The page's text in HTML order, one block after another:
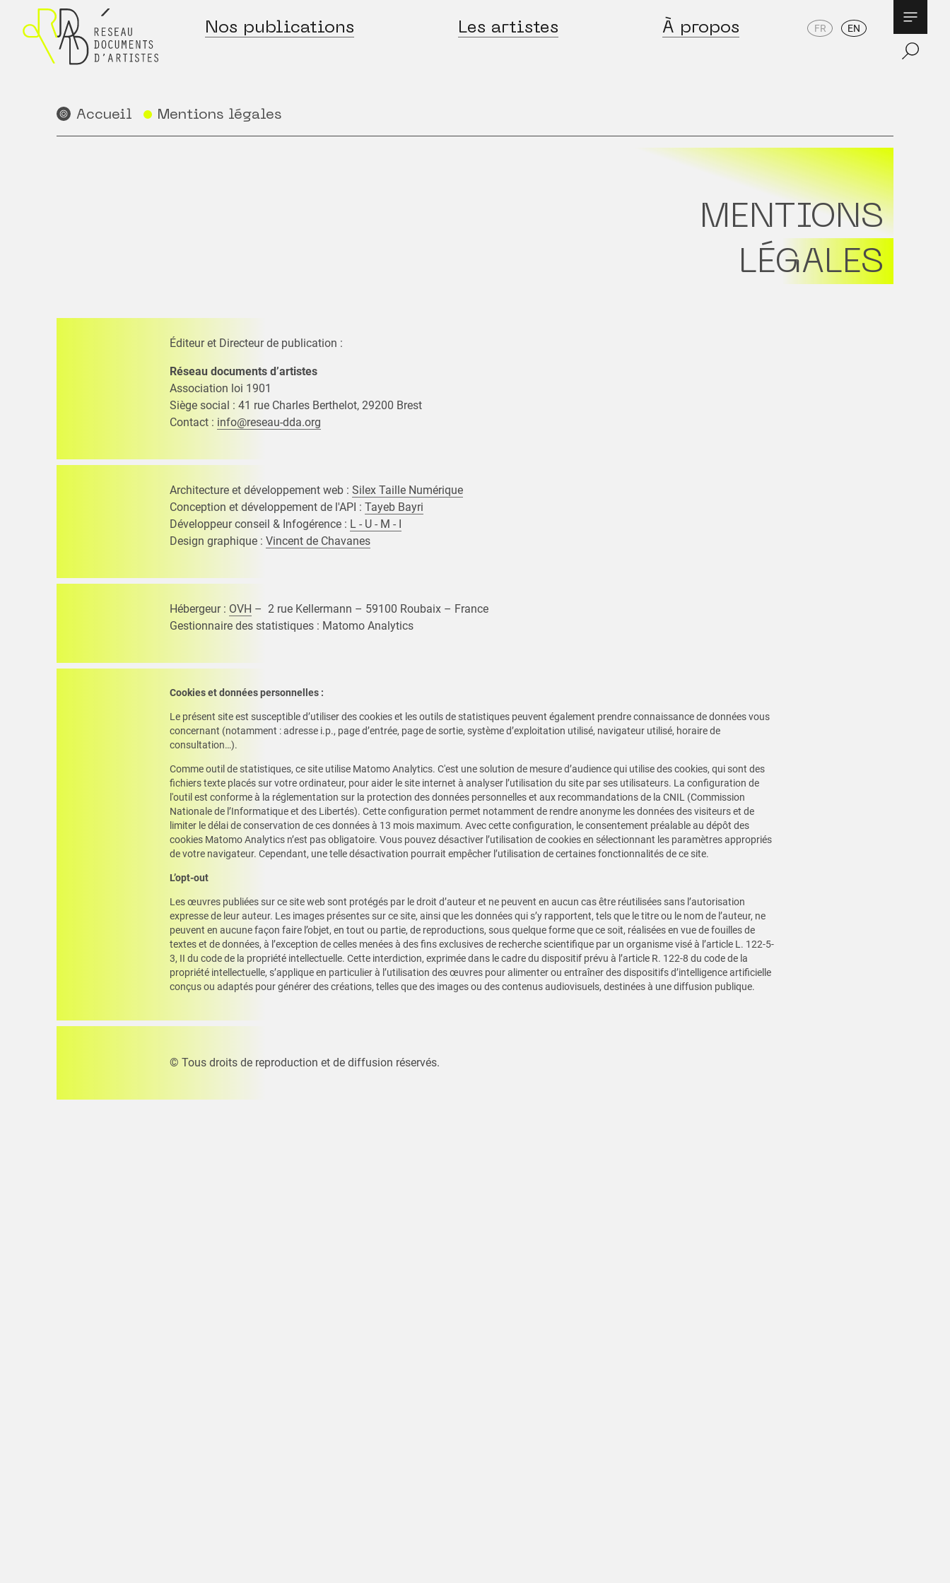
Nos publications Les artistes À propos FR EN
Accueil Mentions légales
MENTIONS
LÉGALES
Éditeur et Directeur de publication :
Réseau documents d’artistes
Association loi 1901
Siège social : 41 rue Charles Berthelot, 29200 Brest
Contact : info@reseau-dda.org
Architecture et développement web : Silex Taille Numérique
Conception et développement de l'API : Tayeb Bayri
Développeur conseil & Infogérence : L - U - M - I
Design graphique : Vincent de Chavanes
Hébergeur : OVH – 2 rue Kellermann – 59100 Roubaix – France
Gestionnaire des statistiques : Matomo Analytics
Cookies et données personnelles :
Le présent site est susceptible d’utiliser des cookies et les outils de statistiques peuvent également prendre connaissance de données vous
concernant (notamment : adresse i.p., page d’entrée, page de sortie, système d’exploitation utilisé, navigateur utilisé, horaire de
consultation…).
Comme outil de statistiques, ce site utilise Matomo Analytics. C'est une solution de mesure d’audience qui utilise des cookies, qui sont des
fichiers texte placés sur votre ordinateur, pour aider le site internet à analyser l’utilisation du site par ses utilisateurs. La configuration de
l'outil est conforme à la réglementation sur la protection des données personnelles et aux recommandations de la CNIL (Commission
Nationale de l’Informatique et des Libertés). Cette configuration permet notamment de rendre anonyme les données des visiteurs et de
limiter le délai de conservation de ces données à 13 mois maximum. Avec cette configuration, le consentement préalable au dépôt des
cookies Matomo Analytics n’est pas obligatoire. Vous pouvez désactiver l’utilisation de cookies en sélectionnant les paramètres appropriés
de votre navigateur. Cependant, une telle désactivation pourrait empêcher l’utilisation de certaines fonctionnalités de ce site.
L’opt-out
Les œuvres publiées sur ce site web sont protégés par le droit d’auteur et ne peuvent en aucun cas être réutilisées sans l’autorisation
expresse de leur auteur. Les images présentes sur ce site, ainsi que les données qui s’y rapportent, tels que le titre ou le nom de l’auteur, ne
peuvent en aucune façon faire l’objet, en tout ou partie, de reproductions, sous quelque forme que ce soit, réalisées en vue de fouilles de
textes et de données, à l’exception de celles menées à des fins exclusives de recherche scientifique par un organisme visé à l’article L. 122-5-
3, II du code de la propriété intellectuelle. Cette interdiction, exprimée dans le cadre du dispositif prévu à l’article R. 122-8 du code de la
propriété intellectuelle, s’applique en particulier à l’utilisation des œuvres pour alimenter ou entraîner des dispositifs d’intelligence artificielle
conçus ou adaptés pour générer des créations, telles que des images ou des contenus audiovisuels, destinées à une diffusion publique.
© Tous droits de reproduction et de diffusion réservés.